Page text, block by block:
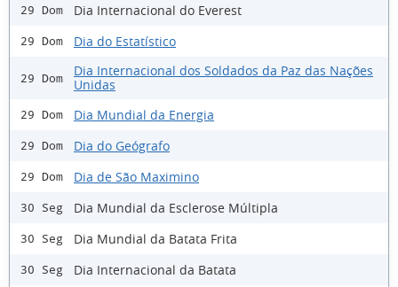
29 Dom Dia Internacional do Everest
29 Dom Dia do Estatístico
29 Dom
Dia Internacional dos Soldados da Paz das Nações
Unidas
29 Dom Dia Mundial da Energia
29 Dom Dia do Geógrafo
29 Dom Dia de São Maximino
30 Seg Dia Mundial da Esclerose Múltipla
30 Seg Dia Mundial da Batata Frita
30 Seg Dia Internacional da Batata